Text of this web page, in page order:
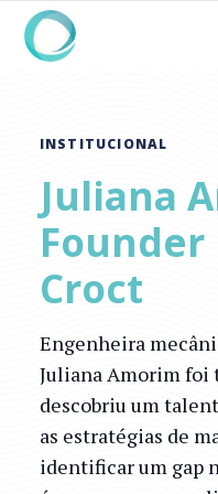
INSTITUCIONAL
Juliana
Founder
Croct
Engenheira
Juliana Amorim foi
descobriu um
as estratégias de
identificar um gap